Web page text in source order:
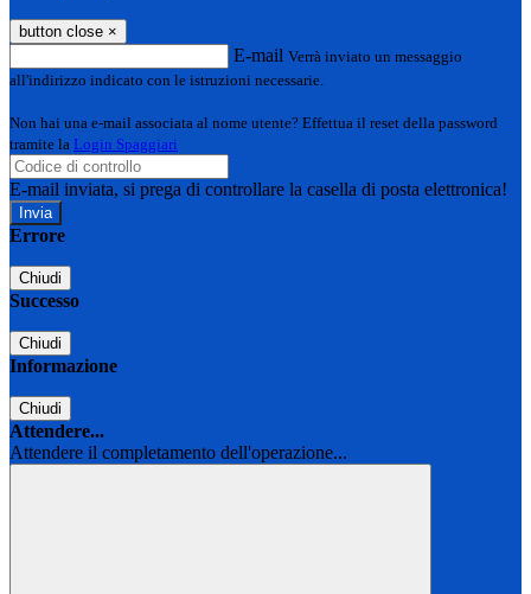
button close ×
E-mail Verrà inviato un messaggio
all'indirizzo indicato con le istruzioni necessarie.
Non hai una e-mail associata al nome utente? Effettua il reset della password
tramite la Login Spaggiari
E-mail inviata, si prega di controllare la casella di posta elettronica!
Errore
Chiudi
Successo
Chiudi
Informazione
Chiudi
Attendere...
Attendere il completamento dell'operazione...